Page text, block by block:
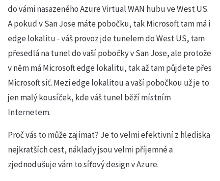
do vámi nasazeného Azure Virtual WAN hubu ve West US.
A pokud v San Jose máte pobočku, tak Microsoft tam má i
edge lokalitu - váš provoz jde tunelem do West US, tam
přesedlá na tunel do vaší pobočky v San Jose, ale protože
v něm má Microsoft edge lokalitu, tak až tam půjdete přes
Microsoft síť. Mezi edge lokalitou a vaší pobočkou už je to
jen malý kousíček, kde váš tunel běží místním
Internetem.
Proč vás to může zajímat? Je to velmi efektivní z hlediska
nejkratších cest, náklady jsou velmi příjemné a
zjednodušuje vám to síťový design v Azure.